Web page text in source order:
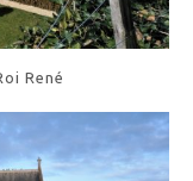
René